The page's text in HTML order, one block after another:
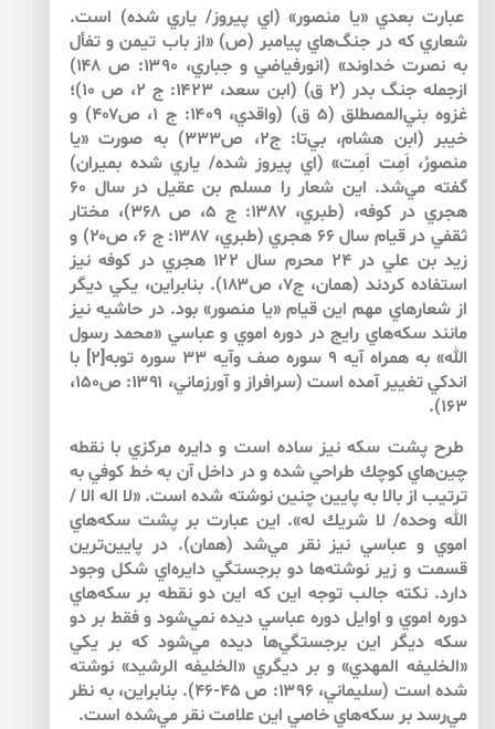
عبارت بعدي «يا منصور» (اي پيروز/ ياري شده) است.
شعاري كه در جنگ‌هاي پيامبر (ص) «از باب تيمن و تفأل
به نصرت خداوند» (انورفياضي و جباري، ۱۳۹۰: ص ۱۴۸)
ازجمله جنگ بدر (۲ ق) (ابن سعد، ۱۴۲۳: ج ۲، ص ۱۰)؛
غزوه بني‌المصطلق (۵ ق) (واقدي، ۱۴۰۹: ج ۱، ص۴۰۷) و
خيبر (ابن هشام، بي‌‌تا: ج۲، ص۳۳۳) به صورت «يا
منصورُ، اَمِت اَمِت» (اي پيروز شده/ ياري شده بميران)
گفته مي‌شد. اين شعار را مسلم بن عقيل در سال ۶۰
هجري در كوفه، (طبري، ۱۳۸۷: ج ۵، ص ۳۶۸)، مختار
ثقفي در قيام سال ۶۶ هجري (طبري، ۱۳۸۷: ج ۶، ص۲۰) و
زيد بن علي در ۲۴ محرم سال ۱۲۲ هجري در كوفه نيز
استفاده كردند (همان، ج۷، ص۱۸۳). بنابراين، يكي ديگر
از شعارهاي مهم اين قيام «يا منصور» بود. در حاشيه نيز
مانند سكه‌هاي رايج در دوره اموي و عباسي «محمد رسول
الله» به همراه آيه ۹ سوره صف وآيه ۳۳ سوره توبه[۲] با
اندكي تغيير آمده است (سرافراز و آورزماني، ۱۳۹۱: ص۱۵۰،
۱۶۳).
طرح پشت سكه نيز ساده است و دايره مركزي با نقطه
چين‌هاي كوچك طراحي شده و در داخل آن به خط كوفي به
ترتيب از بالا به پايين چنين نوشته شده است. «لا اله الا /
الله وحده/ لا شريك له». اين عبارت بر پشت سكه‌هاي
اموي و عباسي نيز نقر مي‌شد (همان). در پايين‌ترين
قسمت و زير نوشته‌ها دو برجستگي دايره‌اي شكل وجود
دارد. نكته جالب توجه اين كه اين دو نقطه بر سكه‌هاي
دوره اموي و اوايل دوره عباسي ديده نمي‌شود و فقط بر دو
سكه ديگر اين برجستگي‌ها ديده مي‌شود كه بر يكي
«الخليفه المهدي» و بر ديگري «الخليفه الرشيد» نوشته
شده است (سليماني، ۱۳۹۶: ص ۴۵-۴۶). بنابراين، به نظر
مي‌رسد بر سكه‌هاي خاصي اين علامت نقر مي‌شده است.